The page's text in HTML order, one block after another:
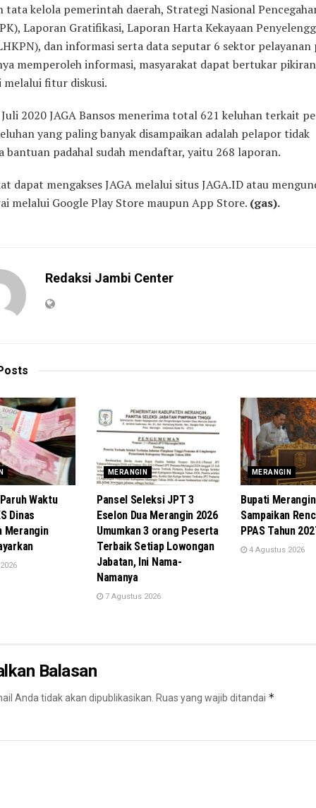
tata kelola pemerintah daerah, Strategi Nasional
Laporan Gratifikasi, Laporan Harta Kekayaan
dan informasi serta data seputar 6 sektor pelayanan
memperoleh informasi, masyarakat dapat bertukar
melalui fitur diskusi.
2020 JAGA Bansos menerima total 621 keluhan terkait
yang paling banyak disampaikan adalah pelapor tidak
bantuan padahal sudah mendaftar, yaitu 268 laporan.
dapat mengakses JAGA melalui situs JAGA.ID atau
melalui Google Play Store maupun App Store. (gas).
Redaksi Jambi Center
Waktu
Dinas
Merangin
MERANGIN
Pansel Seleksi JPT 3
Eselon Dua Merangin 2026
Umumkan 3 orang Peserta
Terbaik Setiap Lowongan
Jabatan, Ini Nama-
Namanya
7 Agustus 2026
MERANGIN
Bupati
Sampaikan
PPAS Tahun
4 Agustus 2026
Balasan
Anda tidak akan dipublikasikan. Ruas yang wajib ditandai *